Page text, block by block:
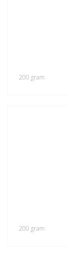
200 gram
200 gram